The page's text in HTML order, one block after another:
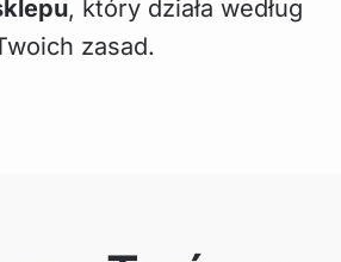
, który działa według
zasad.